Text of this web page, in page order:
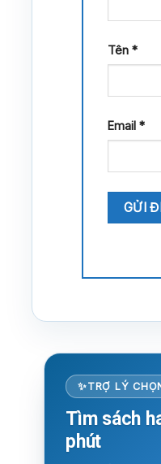
Tên *
Email *
TRỢ LÝ
Tìm sách
phút